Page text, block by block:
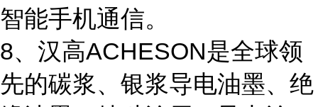
智能手机通信。
8、汉高ACHESON是全球领
先的碳浆、银浆导电油墨、绝